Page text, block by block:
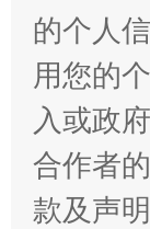
全民健身
的个人
用您的
入或政
合作者
款及声